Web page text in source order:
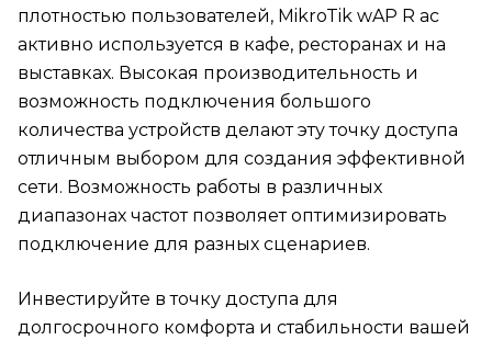
плотностью пользователей, MikroTik wAP R ac
активно используется в кафе, ресторанах и на
выставках. Высокая производительность и
возможность подключения большого
количества устройств делают эту точку доступа
отличным выбором для создания эффективной
сети. Возможность работы в различных
диапазонах частот позволяет оптимизировать
подключение для разных сценариев.
Инвестируйте в точку доступа для
долгосрочного комфорта и стабильности вашей